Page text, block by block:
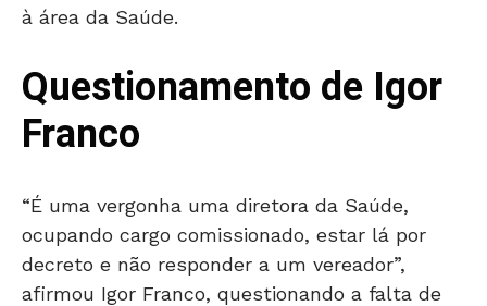
à área da Saúde.
Questionamento de Igor
Franco
“É uma vergonha uma diretora da Saúde,
ocupando cargo comissionado, estar lá por
decreto e não responder a um vereador”,
afirmou Igor Franco, questionando a falta de